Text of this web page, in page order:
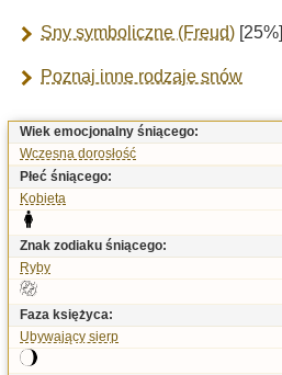
Sny symboliczne (Freud) [25%]
Poznaj inne rodzaje snów
Wiek emocjonalny śniącego:
Wczesna dorosłość
Płeć śniącego:
Kobieta
Znak zodiaku śniącego:
Ryby
Faza księżyca:
Ubywający sierp